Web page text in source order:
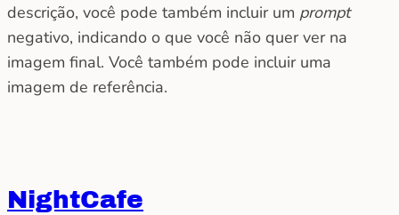
descrição, você pode também incluir um prompt
negativo, indicando o que você não quer ver na
imagem final. Você também pode incluir uma
imagem de referência.
NightCafe